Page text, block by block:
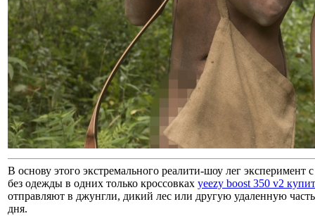
В основу этого экстремального реалити-шоу лег
без одежды в одних только кроссовках yeezy boost 350 v2
отправляют в джунгли, дикий лес или другую удаленную
дня.